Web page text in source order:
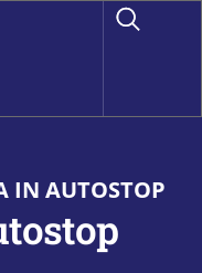
IN AUTOSTOP